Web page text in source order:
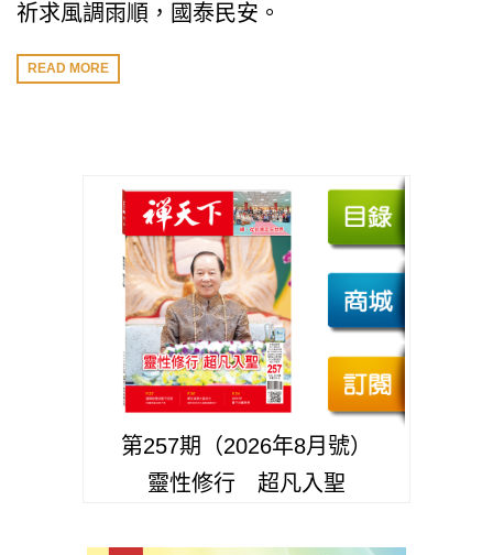
祈求風調雨順，國泰民安。
READ MORE
第257期（2026年8月號）
靈性修行 超凡入聖